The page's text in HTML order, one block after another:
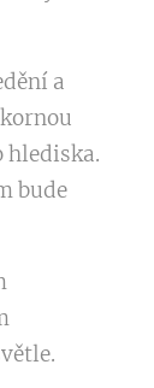
a
hlediska.
bude